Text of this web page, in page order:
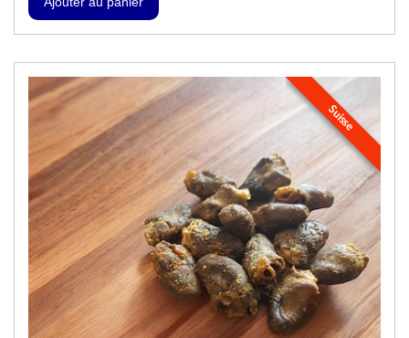
Suisse